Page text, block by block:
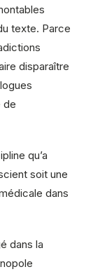
texte. Parce
disparaître
de
qu’a
soit une
dans
dans la